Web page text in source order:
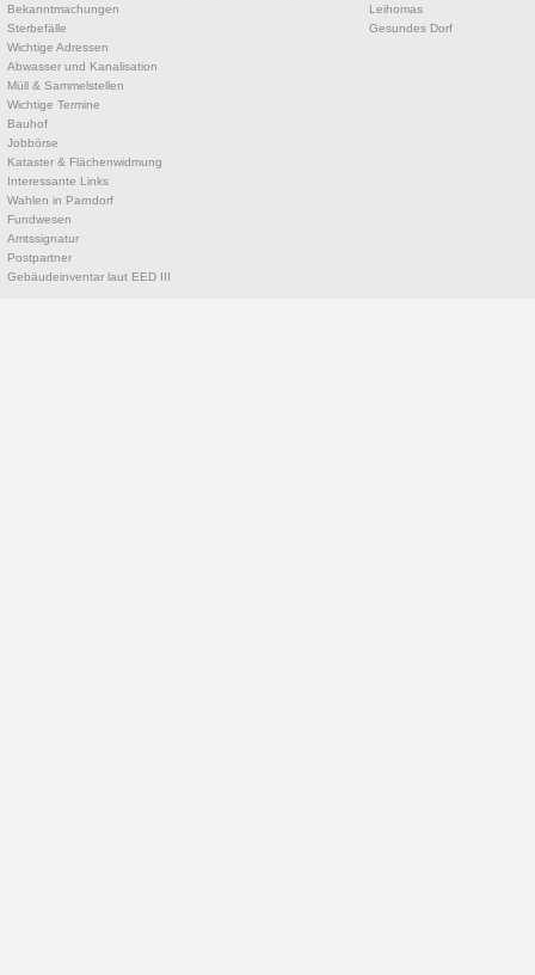
Bekanntmachungen
Sterbefälle
Wichtige Adressen
Abwasser und Kanalisation
Müll & Sammelstellen
Wichtige Termine
Bauhof
Jobbörse
Kataster & Flächenwidmung
Interessante Links
Wahlen in Parndorf
Fundwesen
Amtssignatur
Postpartner
Gebäudeinventar laut EED III
Leihomas
Gesundes Dorf